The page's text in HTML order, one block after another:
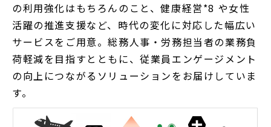
の利用強化はもちろんのこと、健康経営*8 や女性
活躍の推進支援など、時代の変化に対応した幅広い
サービスをご用意。総務人事・労務担当者の業務負
荷軽減を目指すとともに、従業員エンゲージメント
の向上につながるソリューションをお届けしていま
す。